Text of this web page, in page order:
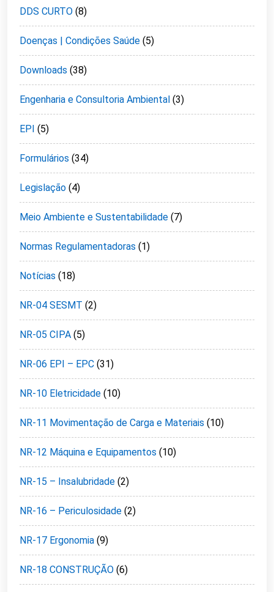
DDS CURTO (8)
Doenças | Condições Saúde (5)
Downloads (38)
Engenharia e Consultoria Ambiental (3)
EPI (5)
Formulários (34)
Legislação (4)
Meio Ambiente e Sustentabilidade (7)
Normas Regulamentadoras (1)
Notícias (18)
NR-04 SESMT (2)
NR-05 CIPA (5)
NR-06 EPI – EPC (31)
NR-10 Eletricidade (10)
NR-11 Movimentação de Carga e Materiais (10)
NR-12 Máquina e Equipamentos (10)
NR-15 – Insalubridade (2)
NR-16 – Periculosidade (2)
NR-17 Ergonomia (9)
NR-18 CONSTRUÇÃO (6)